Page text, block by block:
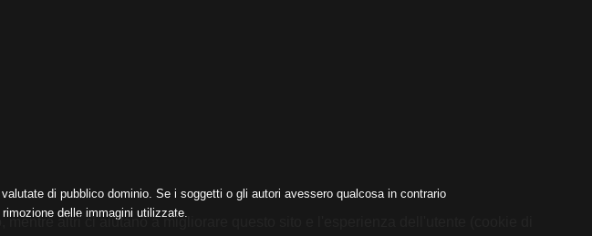
di pubblico dominio. Se i soggetti o gli autori avessero qualcosa in contrario
delle immagini utilizzate.
altri ci aiutano a migliorare questo sito e l'esperienza dell'utente (cookie di